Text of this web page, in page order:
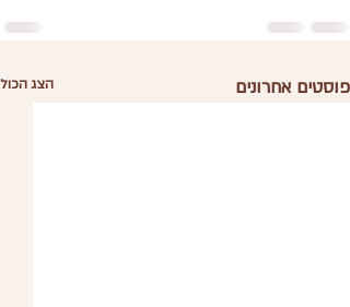
פוסטים אחרונים הצג הכול